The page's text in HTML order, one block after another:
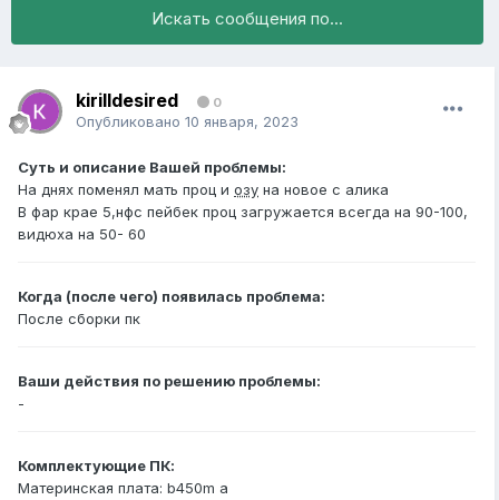
Искать сообщения по...
kirilldesired 0
Опубликовано 10 января, 2023
Суть и описание Вашей проблемы:
На днях поменял мать проц и озу на новое с алика
В фар крае 5,нфс пейбек проц загружается всегда на 90-100,
видюха на 50- 60
Когда (после чего) появилась проблема:
После сборки пк
Ваши действия по решению проблемы:
-
Комплектующие ПК:
Материнская плата: b450m a